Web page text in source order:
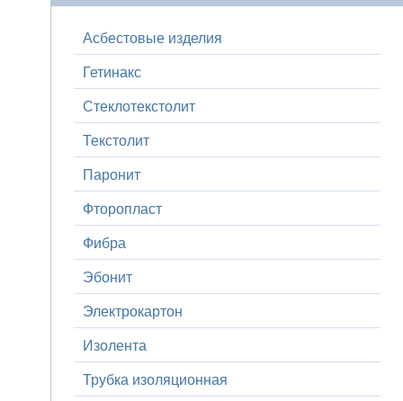
Асбестовые изделия
Гетинакс
Стеклотекстолит
Текстолит
Паронит
Фторопласт
Фибра
Эбонит
Электрокартон
Изолента
Трубка изоляционная